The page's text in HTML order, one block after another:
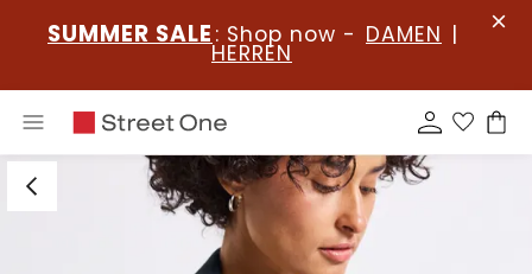
SUMMER SALE : Shop now - DAMEN |
HERREN